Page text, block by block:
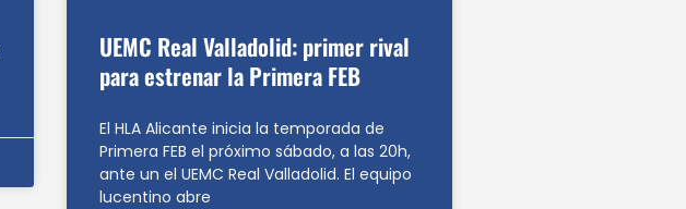
UEMC Real Valladolid: primer rival
para estrenar la Primera FEB
El HLA Alicante inicia la temporada de
Primera FEB el próximo sábado, a las 20h,
ante un el UEMC Real Valladolid. El equipo
lucentino abre